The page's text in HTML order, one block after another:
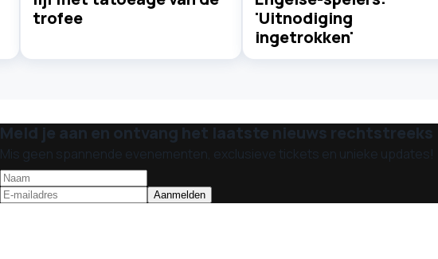
trofee
'Uitnodiging
ingetrokken'
Meld je aan en ontvang het laatste nieuws rechtstreeks
Mis geen spannende evenementen, exclusieve tickets en unieke updates!